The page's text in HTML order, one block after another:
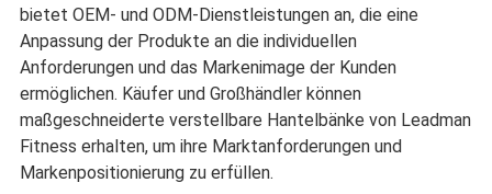
bietet OEM- und ODM-Dienstleistungen an, die eine
Anpassung der Produkte an die individuellen
Anforderungen und das Markenimage der Kunden
ermöglichen. Käufer und Großhändler können
maßgeschneiderte verstellbare Hantelbänke von Leadman
Fitness erhalten, um ihre Marktanforderungen und
Markenpositionierung zu erfüllen.